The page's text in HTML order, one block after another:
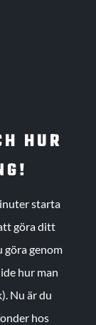
HUR
starta
göra ditt
göra genom
hur man
Nu är du
hos